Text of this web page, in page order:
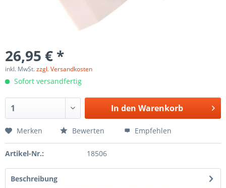
26,95 € *
inkl. MwSt.zzgl. Versandkosten
Sofort versandfertig
In den Warenkorb
Merken Bewerten Empfehlen
Artikel-Nr.: 18506
Beschreibung